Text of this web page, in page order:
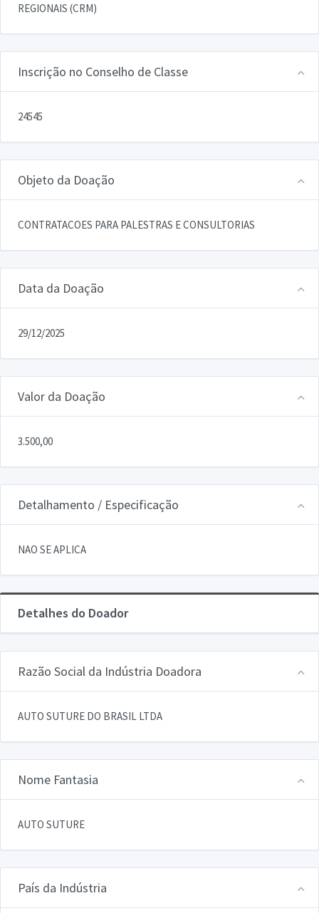
REGIONAIS (CRM)
Inscrição no Conselho de Classe
24545
Objeto da Doação
CONTRATACOES PARA PALESTRAS E CONSULTORIAS
Data da Doação
29/12/2025
Valor da Doação
3.500,00
Detalhamento / Especificação
NAO SE APLICA
Detalhes do Doador
Razão Social da Indústria Doadora
AUTO SUTURE DO BRASIL LTDA
Nome Fantasia
AUTO SUTURE
País da Indústria